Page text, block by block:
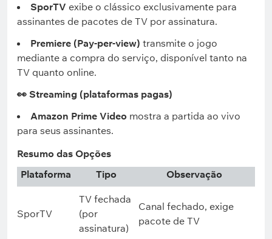
SporTV exibe o clássico exclusivamente para
assinantes de pacotes de TV por assinatura.
Premiere (Pay-per-view) transmite o jogo
mediante a compra do serviço, disponível tanto na
TV quanto online.
👀 Streaming (plataformas pagas)
Amazon Prime Video mostra a partida ao vivo
para seus assinantes.
Resumo das Opções
Plataforma
Tipo Observação
SporTV
TV fechada
(por
assinatura)
Canal fechado, exige
pacote de TV